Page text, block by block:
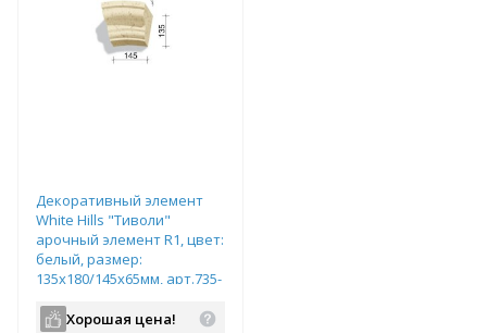
Декоративный элемент
White Hills "Тиволи"
арочный элемент R1, цвет:
белый, размер:
135х180/145х65мм, арт.735-
Хорошая цена!